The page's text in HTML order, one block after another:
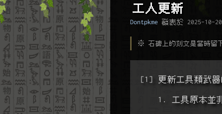
工人更新
Dontpkme 發表於 2025-10-
※ 石碑上的刻文是當時留
[1] 更新工具類武器
1. 工具原